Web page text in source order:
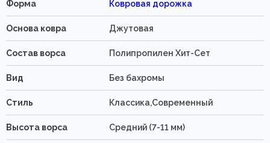
Форма Ковровая дорожка
Основа ковра Джутовая
Состав ворса Полипропилен Хит-Cет
Вид Без бахромы
Стиль Классика,Современный
Высота ворса Средний (7-11 мм)